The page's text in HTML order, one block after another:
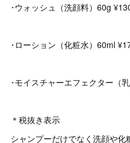
･ウォッシュ（洗顔料）60g
･ローション（化粧水）60ml
･モイスチャーエフェクター
＊税抜き表示
シャンプーだけでなく洗顔や化